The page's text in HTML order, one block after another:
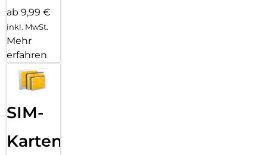
ab 9,99 €
inkl. MwSt.
Mehr
erfahren
SIM-
Karten